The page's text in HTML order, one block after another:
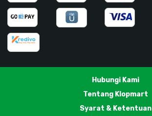
Hubungi Kami
Tentang Klopmart
Syarat & Ketentuan